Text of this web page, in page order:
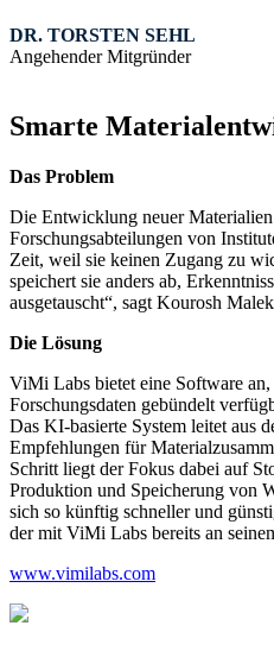
DR. TORSTEN SEHL
Angehender Mitgründer
Smarte
Das Problem
Die Entwicklung neuer
Forschungsabteilungen von
Zeit, weil sie keinen Zugang zu
speichert sie anders ab,
ausgetauscht“, sagt Kourosh
Die Lösung
ViMi Labs bietet eine Software
Forschungsdaten gebündelt
Das KI-basierte System leitet aus
Empfehlungen für
Schritt liegt der Fokus dabei auf
Produktion und Speicherung von
sich so künftig schneller und
der mit ViMi Labs bereits an
www.vimilabs.com